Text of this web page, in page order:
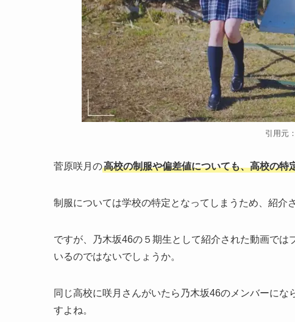
引用元：
菅原咲月の高校の制服や偏差値についても、高校の特
制服については学校の特定となってしまうため、紹介
ですが、乃木坂46の５期生として紹介された動画で
いるのではないでしょうか。
同じ高校に咲月さんがいたら乃木坂46のメンバーに
すよね。